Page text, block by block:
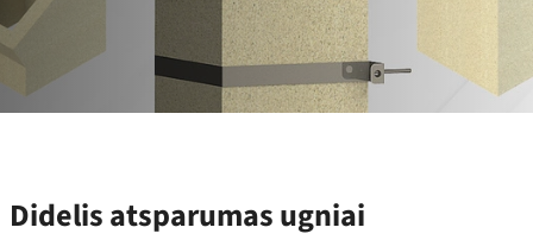
Didelis atsparumas ugniai